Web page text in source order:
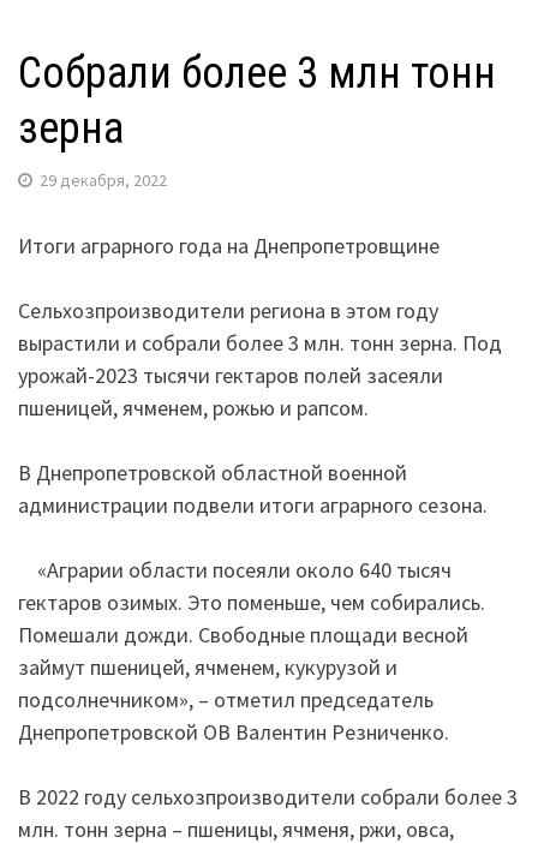
Собрали более 3 млн тонн
зерна
29 декабря, 2022
Итоги аграрного года на Днепропетровщине
Сельхозпроизводители региона в этом году
вырастили и собрали более 3 млн. тонн зерна. Под
урожай-2023 тысячи гектаров полей засеяли
пшеницей, ячменем, рожью и рапсом.
В Днепропетровской областной военной
администрации подвели итоги аграрного сезона.
«Аграрии области посеяли около 640 тысяч
гектаров озимых. Это поменьше, чем собирались.
Помешали дожди. Свободные площади весной
займут пшеницей, ячменем, кукурузой и
подсолнечником», – отметил председатель
Днепропетровской ОВ Валентин Резниченко.
В 2022 году сельхозпроизводители собрали более 3
млн. тонн зерна – пшеницы, ячменя, ржи, овса,